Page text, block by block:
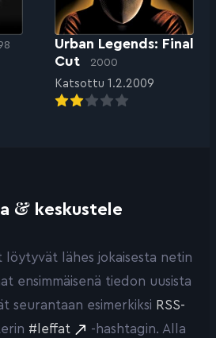
Urban Legends: Final
Cut
2000
Katsottu 1.2.2009
& keskustele
lähes jokaisesta netin
ensimmäisenä tiedon uusista
seurantaan esimerkiksi RSS-
#leffat -hashtagin. Alla